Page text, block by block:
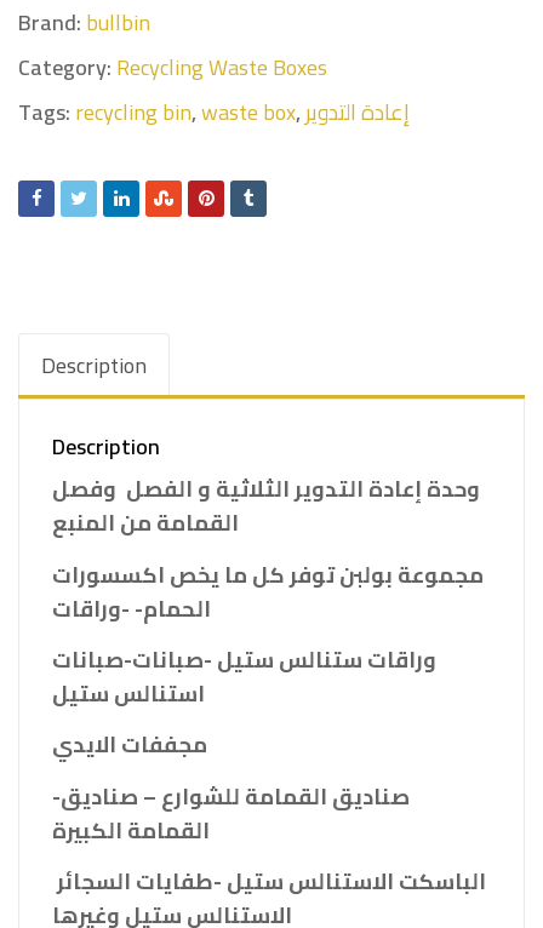
Brand:bullbin
Category:Recycling Waste Boxes
Tags:recycling bin,waste box,إعادة التدوير
Description
Description
وحدة إعادة التدوير الثلاثية و الفصل وفصل
القمامة من المنبع
مجموعة بولبن توفر كل ما يخص اكسسورات
الحمام- -وراقات
وراقات ستنالس ستيل -صبانات-صبانات
استنالس ستيل
مجففات الايدي
-صناديق القمامة للشوارع – صناديق
القمامة الكبيرة
الباسكت الاستنالس ستيل -طفايات السجائر
الاستنالس ستيل وغيرها